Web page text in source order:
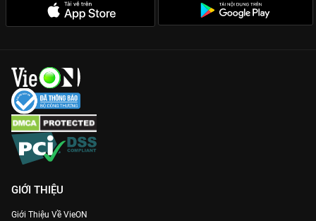
GIỚI THIỆU
Giới Thiệu Về VieON